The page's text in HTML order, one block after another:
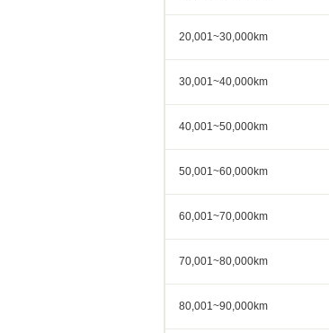
20,001~30,000km
30,001~40,000km
40,001~50,000km
50,001~60,000km
60,001~70,000km
70,001~80,000km
80,001~90,000km